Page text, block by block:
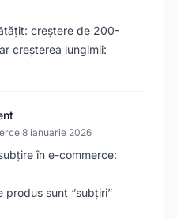
creștere de 200-
creșterea lungimii:
·8 ianuarie 2026
în e-commerce:
produs sunt “subțiri”